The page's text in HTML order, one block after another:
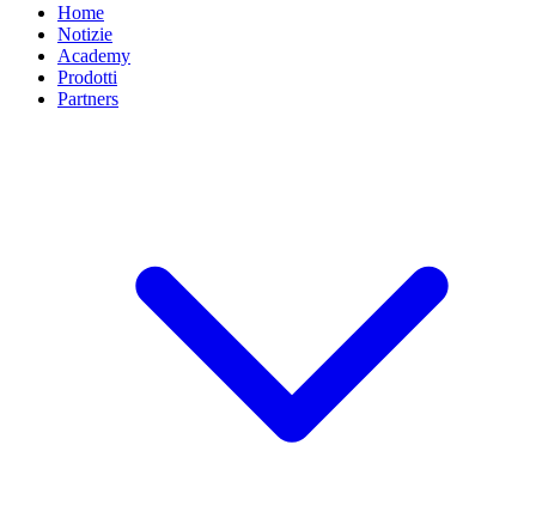
Home
Notizie
Academy
Prodotti
Partners